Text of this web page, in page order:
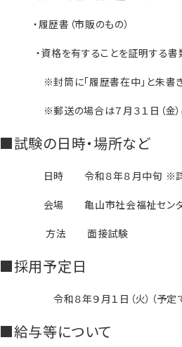
・履歴書（市販のも
・資格を有することを証明する書類
※封筒に「履歴書在中」と朱書き
※郵送の場合は７月３１日（金）
■試験の日時・場所など
日時 令和８年８月中旬 ※詳細は
会場 亀山市社会福祉センター
方法 面接試験
■採用予定日
令和８年９月１日（火）（予定であ
■給与等について